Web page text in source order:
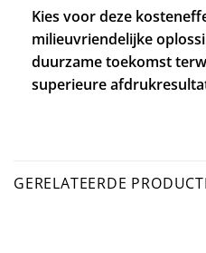
Kies voor deze
milieuvriendelijke
duurzame toekomst
superieure
GERELATEERDE